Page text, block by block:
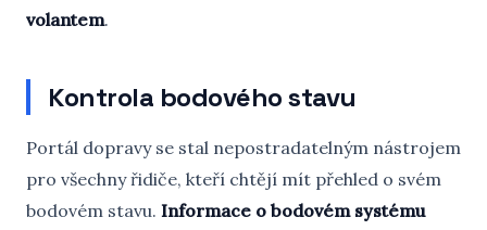
volantem.
Kontrola bodového stavu
Portál dopravy se stal nepostradatelným nástrojem
pro všechny řidiče, kteří chtějí mít přehled o svém
bodovém stavu. Informace o bodovém systému